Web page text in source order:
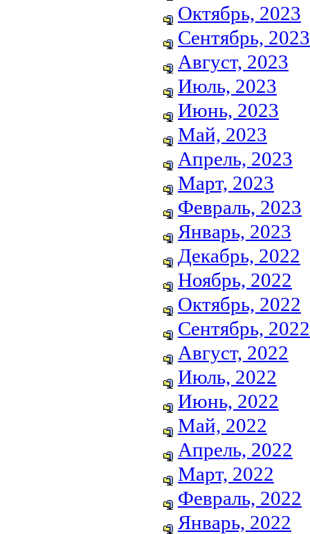
Октябрь, 2023
Сентябрь, 2023
Август, 2023
Июль, 2023
Июнь, 2023
Май, 2023
Апрель, 2023
Март, 2023
Февраль, 2023
Январь, 2023
Декабрь, 2022
Ноябрь, 2022
Октябрь, 2022
Сентябрь, 2022
Август, 2022
Июль, 2022
Июнь, 2022
Май, 2022
Апрель, 2022
Март, 2022
Февраль, 2022
Январь, 2022